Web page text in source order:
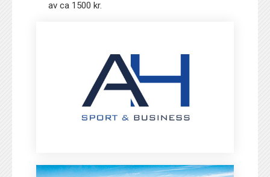
av ca 1500 kr.